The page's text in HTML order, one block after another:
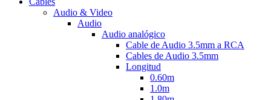
Audio & Video
Audio
Audio analógico
Cable de Audio 3.5mm a RCA
Cables de Audio 3.5mm
Longitud
0.60m
1.0m